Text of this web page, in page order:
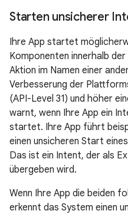
Starten unsicherer
Ihre App startet
Komponenten innerhalb
Aktion im Namen einer
Verbesserung der
(API-Level 31) und höher
warnt, wenn Ihre App ein
startet. Ihre App führt
einen unsicheren Start eines
Das ist ein Intent, der als
übergeben wird.
Wenn Ihre App die beiden
erkennt das System einen